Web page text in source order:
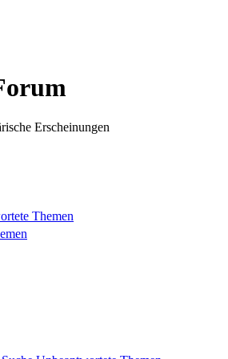
Erscheinungen
Themen